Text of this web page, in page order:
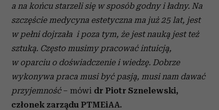
a na końcu starzeli się w sposób godny i ładny. Na
szczęście medycyna estetyczna ma już 25 lat, jest
w pełni dojrzała i poza tym, że jest nauką jest też
sztuką. Często musimy pracować intuicją,
w oparciu o doświadczenie i wiedzę. Dobrze
wykonywa praca musi być pasją, musi nam dawać
przyjemność– mówi dr Piotr Sznelewski,
członek zarządu PTMEiAA.